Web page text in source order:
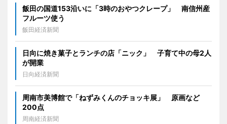
飯田の国道153沿いに「3時のおやつクレープ」 南信州産
フルーツ使う
飯田経済新聞
日向に焼き菓子とランチの店「ニック」 子育て中の母2人
が開業
日向経済新聞
周南市美博館で「ねずみくんのチョッキ展」 原画など
200点
周南経済新聞